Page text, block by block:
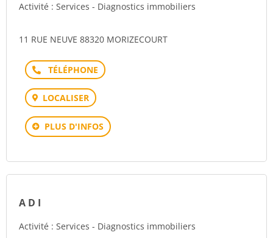
Activité : Services - Diagnostics immobiliers
11 RUE NEUVE 88320 MORIZECOURT
Téléphone
LOCALISER
PLUS D'INFOS
A D I
Activité : Services - Diagnostics immobiliers